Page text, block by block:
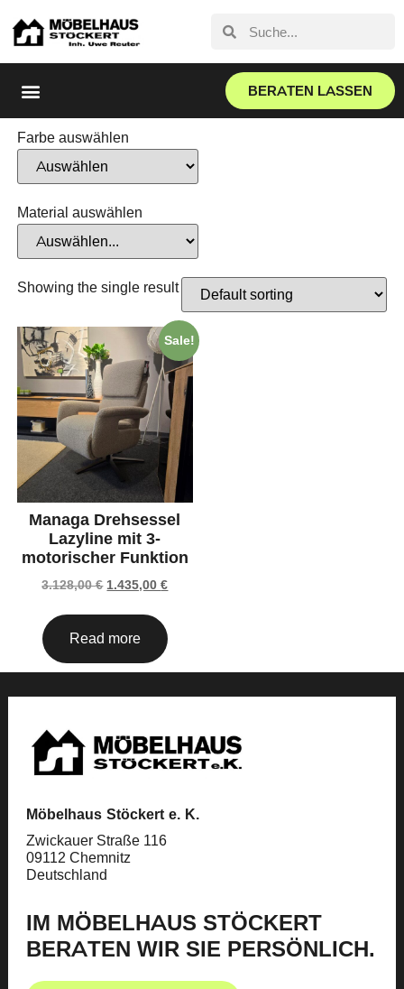
BERATEN LASSEN
Farbe auswählen
Material auswählen
Showing the single result
Sale!
Managa Drehsessel
Lazyline mit 3-
motorischer Funktion
3.128,00€ 1.435,00€
Read more
Möbelhaus Stöckert e. K.
Zwickauer Straße 116
09112 Chemnitz
Deutschland
IM MÖBELHAUS STÖCKERT
BERATEN WIR SIE PERSÖNLICH.